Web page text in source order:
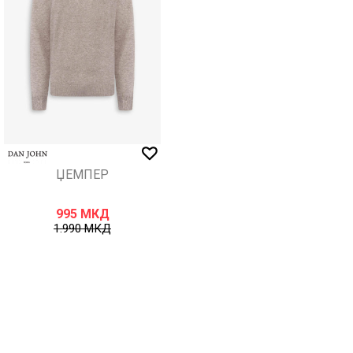
ЏЕМПЕР
995 МКД
1.990МКД